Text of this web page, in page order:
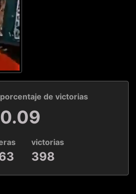
porcentaje de victorias
0.09
victorias
398